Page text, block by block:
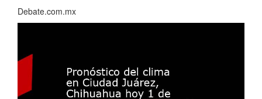
Debate.com.mx